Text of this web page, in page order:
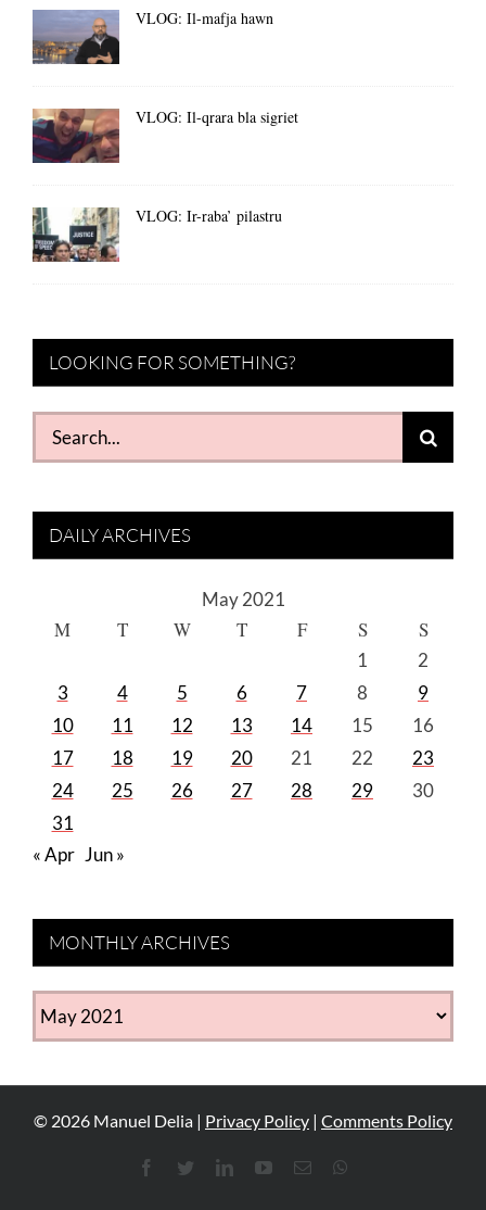
VLOG: Il-mafja hawn
VLOG: Il-qrara bla sigriet
VLOG: Ir-raba’ pilastru
LOOKING FOR SOMETHING?
Search
for:
DAILY ARCHIVES
May 2021
M T W T F S S
1
2
3
4 5 6 7 8
9
10
11 12 13 14 15
16
17
18 19 20 21 22
23
24
25 26 27 28 29
30
31
« Apr Jun »
MONTHLY ARCHIVES
MONTHLY
ARCHIVES
© 2026 Manuel Delia | Privacy Policy | Comments Policy
FacebookTwitterLinkedInYouTube
Email